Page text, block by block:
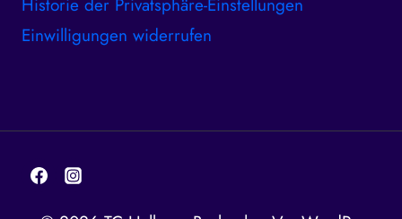
Einwilligungen widerrufen